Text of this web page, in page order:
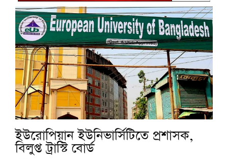
ইউরোপিয়ান ইউনিভার্সিটিতে প্রশাসক,
বিলুপ্ত ট্রাস্টি বোর্ড